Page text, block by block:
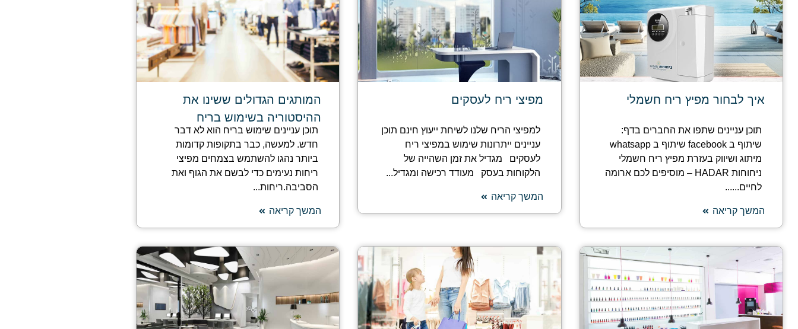
איך לבחור מפיץ ריח חשמלי
תוכן עניינים שתפו את החברים בדף:
שיתוף ב facebook שיתוף ב whatsapp
מיתוג ושיווק בעזרת מפיץ ריח חשמלי
ניחוחות HADAR – מוסיפים לכם ארומה
לחיים......
המשך קריאה
מפיצי ריח לעסקים
למפיצי הריח שלנו לשיחת ייעוץ חינם תוכן
עניינים ייתרונות שימוש במפיצי ריח
לעסקים מגדיל את זמן השהייה של
הלקוחות בעסק מעודד רכישה ומגדיל...
המשך קריאה
המותגים הגדולים ששינו את
ההיסטוריה בשימוש בריח
תוכן עניינים שימוש בריח הוא לא דבר
חדש. למעשה, כבר בתקופות קדומות
ביותר נהגו להשתמש בצמחים מפיצי
ריחות נעימים כדי לבשם את הגוף ואת
הסביבה.ריחות...
המשך קריאה